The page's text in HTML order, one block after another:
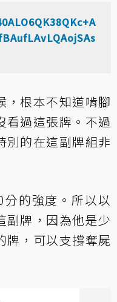
，根本不知道啃腳
看過這張牌。不過
別的在這副牌組非
的強度。所以以
副牌，因為他是少
牌，可以支撐奪屍